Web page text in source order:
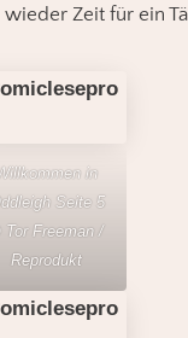
wieder Zeit für ein
in
Seite 5
Tor Freeman /
Reprodukt